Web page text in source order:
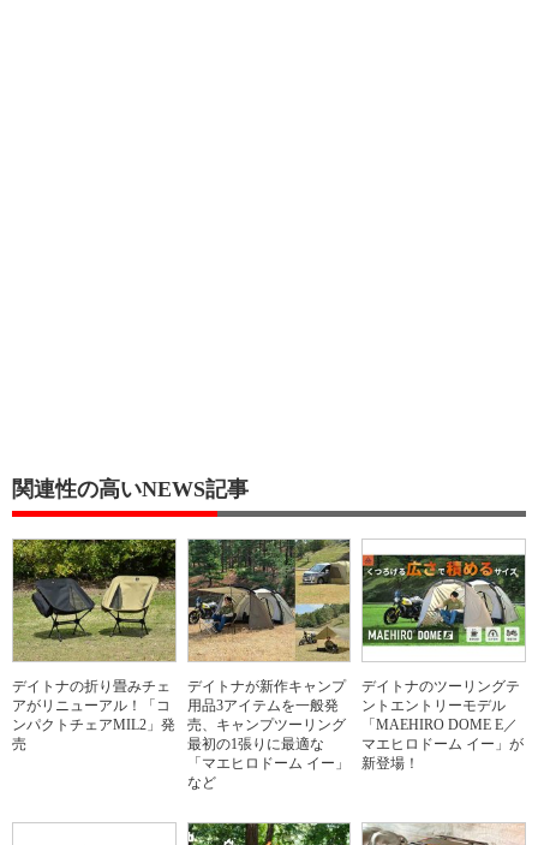
関連性の高いNEWS記事
デイトナの折り畳みチェ
アがリニューアル！「コ
ンパクトチェアMIL2」発
売
デイトナが新作キャンプ
用品3アイテムを一般発
売、キャンプツーリング
最初の1張りに最適な
「マエヒロドーム イー」
など
デイトナのツーリングテ
ントエントリーモデル
「MAEHIRO DOME E／
マエヒロドーム イー」が
新登場！